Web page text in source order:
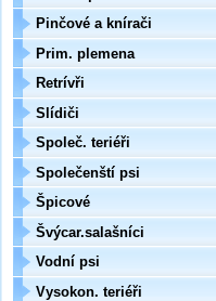
Pinčové a knírači
Prim. plemena
Retrívři
Slídiči
Společ. teriéři
Společenští psi
Špicové
Švýcar.salašníci
Vodní psi
Vysokon. teriéři